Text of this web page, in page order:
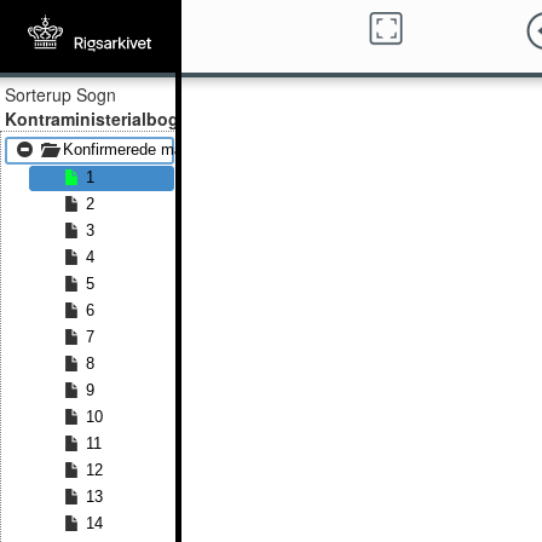
Sorterup Sogn
Kontraministerialbog
Konfirmerede mænd 1840 - Konfirmerede mænd 1863
1
2
3
4
5
6
7
8
9
10
11
12
13
14